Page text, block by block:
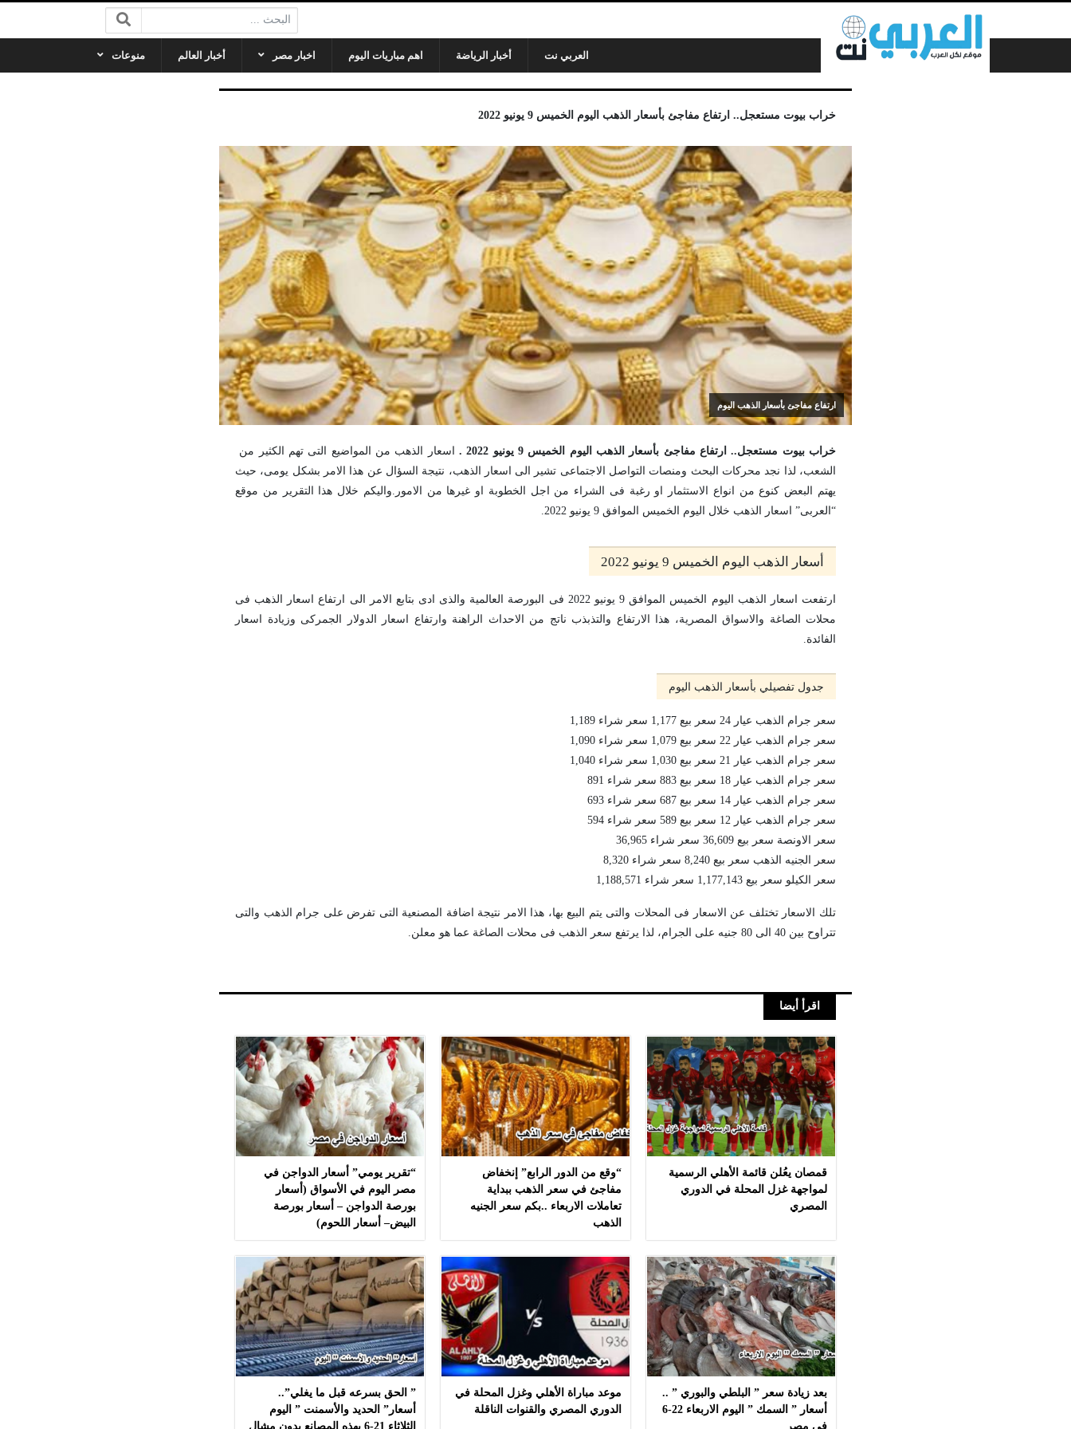
البحث:
العربي نت أخبار الرياضة اهم مباريات اليوم اخبار مصر أخبار العالم منوعات
خراب بيوت مستعجل.. ارتفاع مفاجئ بأسعار الذهب اليوم الخميس 9 يونيو 2022
ارتفاع مفاجئ بأسعار الذهب اليوم
خراب بيوت مستعجل.. ارتفاع مفاجئ بأسعار الذهب اليوم الخميس 9 يونيو 2022 .
اسعار الذهب من المواضيع التى تهم الكثير من
الشعب، لذا نجد محركات البحث ومنصات التواصل الاجتماعى تشير الى اسعار الذهب، نتيجة السؤال عن هذا الامر بشكل يومى، حيث
يهتم البعض كنوع من انواع الاستثمار او رغبة فى الشراء من اجل الخطوبة او غيرها من الامور.واليكم خلال هذا التقرير من موقع
“العربى” اسعار الذهب خلال اليوم الخميس الموافق 9 يونيو 2022.
أسعار الذهب اليوم الخميس 9 يونيو 2022
ارتفعت اسعار الذهب اليوم الخميس الموافق 9 يونيو 2022 فى البورصة العالمية والذى ادى بتابع الامر الى ارتفاع اسعار الذهب فى
محلات الصاغة والاسواق المصرية، هذا الارتفاع والتذبذب ناتج من الاحداث الراهنة وارتفاع اسعار الدولار الجمركى وزيادة اسعار
الفائدة.
جدول تفصيلي بأسعار الذهب اليوم
سعر جرام الذهب عيار 24 سعر بيع 1,177 سعر شراء 1,189
سعر جرام الذهب عيار 22 سعر بيع 1,079 سعر شراء 1,090
سعر جرام الذهب عيار 21 سعر بيع 1,030 سعر شراء 1,040
سعر جرام الذهب عيار 18 سعر بيع 883 سعر شراء 891
سعر جرام الذهب عيار 14 سعر بيع 687 سعر شراء 693
سعر جرام الذهب عيار 12 سعر بيع 589 سعر شراء 594
سعر الاونصة سعر بيع 36,609 سعر شراء 36,965
سعر الجنيه الذهب سعر بيع 8,240 سعر شراء 8,320
سعر الكيلو سعر بيع 1,177,143 سعر شراء 1,188,571
تلك الاسعار تختلف عن الاسعار فى المحلات والتى يتم البيع بها، هذا الامر نتيجة اضافة المصنعية التى تفرض على جرام الذهب والتى
تتراوح بين 40 الى 80 جنيه على الجرام، لذا يرتفع سعر الذهب فى محلات الصاغة عما هو معلن.
اقرأ أيضا
قمصان يعُلن قائمة الأهلي الرسمية
لمواجهة غزل المحلة في الدوري
المصري
“وقع من الدور الرابع” إنخفاض
مفاجئ في سعر الذهب ببداية
تعاملات الاربعاء ..بكم سعر الجنيه
الذهب
“تقرير يومي” أسعار الدواجن في
مصر اليوم في الأسواق (أسعار
بورصة الدواجن – أسعار بورصة
البيض– أسعار اللحوم)
بعد زيادة سعر ” البلطي والبوري ” ..
أسعار ” السمك ” اليوم الاربعاء 22-6
في مصر
موعد مباراة الأهلي وغزل المحلة في
الدوري المصري والقنوات الناقلة
” الحق بسرعه قبل ما يغلي”..
أسعار” الحديد والأسمنت ” اليوم
الثلاثاء 21-6 بهذه المصانع بدون مشال